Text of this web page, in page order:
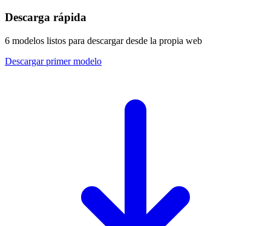
Descarga rápida
6 modelos listos para descargar desde la propia web
Descargar primer modelo